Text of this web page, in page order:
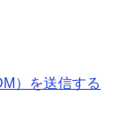
）を送信する